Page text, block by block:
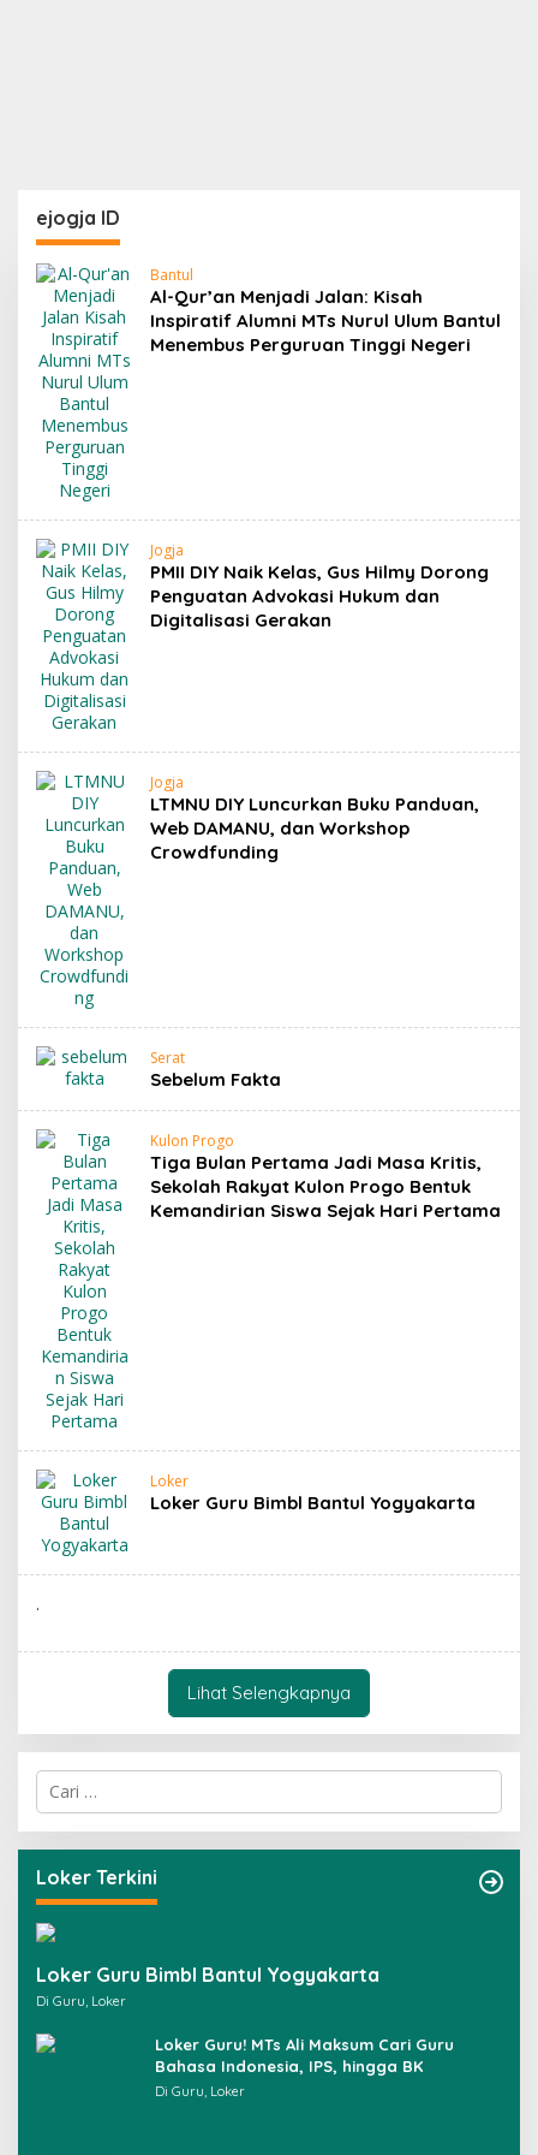
ejogja ID
e
o
g
a
Bantul
Al-Qur’an Menjadi Jalan: Kisah
Inspiratif Alumni MTs Nurul Ulum Bantul
Menembus Perguruan Tinggi Negeri
Jogja
PMII DIY Naik Kelas, Gus Hilmy Dorong
Penguatan Advokasi Hukum dan
Digitalisasi Gerakan
Jogja
LTMNU DIY Luncurkan Buku Panduan,
Web DAMANU, dan Workshop
Crowdfunding
Serat
Sebelum Fakta
Kulon Progo
Tiga Bulan Pertama Jadi Masa Kritis,
Sekolah Rakyat Kulon Progo Bentuk
Kemandirian Siswa Sejak Hari Pertama
Loker
Loker Guru Bimbl Bantul Yogyakarta
.
Lihat Selengkapnya
C
i
u
n
t
u
:
Loker Terkini
Loker Guru Bimbl Bantul Yogyakarta
Di Guru, Loker
Loker Guru! MTs Ali Maksum Cari Guru
Bahasa Indonesia, IPS, hingga BK
Di Guru, Loker